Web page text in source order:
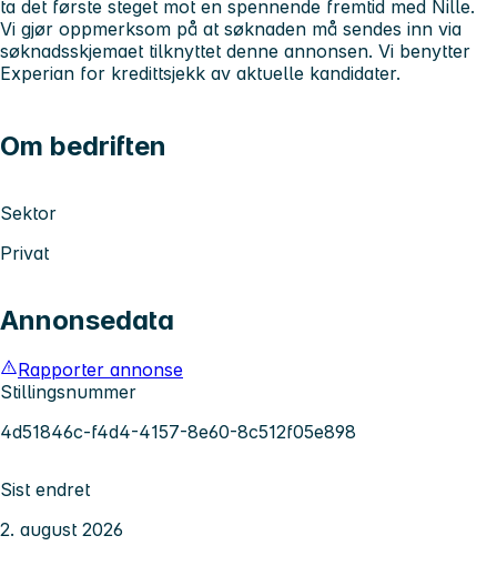
ta det første steget mot en spennende fremtid med Nille.
Vi gjør oppmerksom på at søknaden må sendes inn via
søknadsskjemaet tilknyttet denne annonsen. Vi benytter
Experian for kredittsjekk av aktuelle kandidater.
Om bedriften
Sektor
Privat
Annonsedata
Rapporter annonse
Stillingsnummer
4d51846c-f4d4-4157-8e60-8c512f05e898
Sist endret
2. august 2026